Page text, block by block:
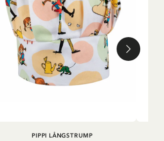
LÄGG I VARUKORG
PIPPI LÅNGSTRUMP